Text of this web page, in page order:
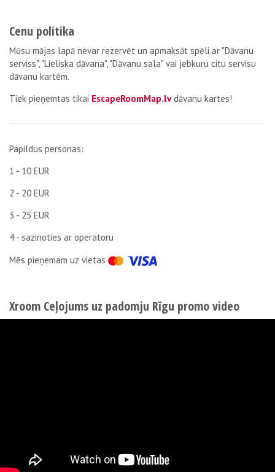
Cenu politika
Mūsu mājas lapā nevar rezervēt un apmaksāt spēli ar "Dāvanu
serviss", "Lieliska dāvana", "Dāvanu sala" vai jebkuru citu servisu
dāvanu kartēm.
Tiek pieņemtas tikai EscapeRoomMap.lvdāvanu kartes!
Papildus personas:
1 - 10 EUR
2 - 20 EUR
3 - 25 EUR
4 - sazinoties ar operatoru
Мēs pieņemam uz vietas
Xroom Ceļojums uz padomju Rīgu promo video